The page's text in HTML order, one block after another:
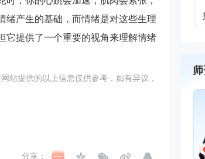
绪产生的基础，而情绪是对这些生理
它提供了一个重要的视角来理解情绪
网站提供的以上信息仅供参考，如有异议，
分享：